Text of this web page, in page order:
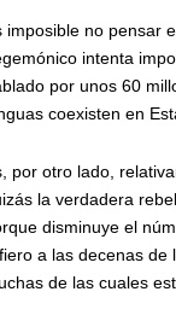
imposible no pensar
intenta
por unos 60
coexisten en
por otro lado,
la verdadera
disminuye el
a las decenas de
de las cuales